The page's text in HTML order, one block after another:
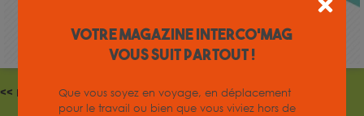
<< Précédent
Votre magazine INTERCO'MAG
vous suit partout !
Que vous soyez en voyage, en déplacement
pour le travail ou bien que vous viviez hors de